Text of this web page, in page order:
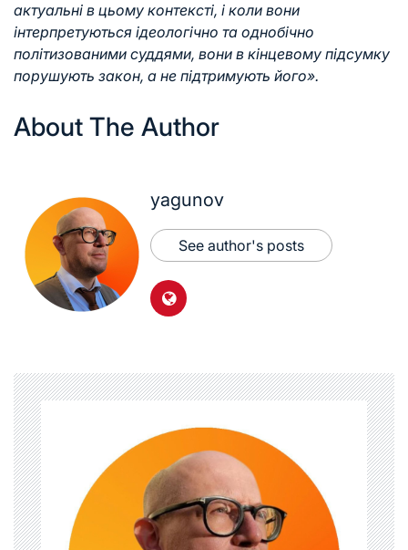
актуальні в цьому контексті, і коли вони
інтерпретуються ідеологічно та однобічно
політизованими суддями, вони в кінцевому підсумку
порушують закон, а не підтримують його».
About The Author
yagunov
See author's posts